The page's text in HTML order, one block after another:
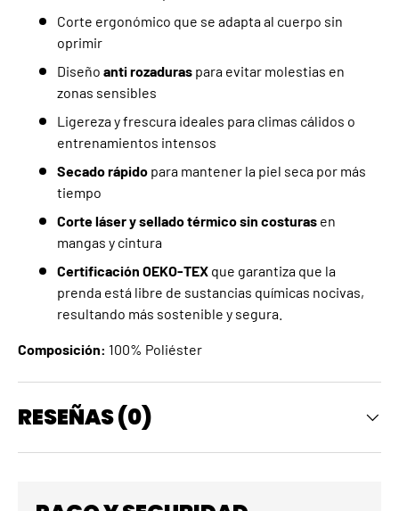
Corte ergonómico que se adapta al cuerpo sin
oprimir
Diseño anti rozaduras para evitar molestias en
zonas sensibles
Ligereza y frescura ideales para climas cálidos o
entrenamientos intensos
Secado rápido para mantener la piel seca por más
tiempo
Corte láser y sellado térmico sin costuras en
mangas y cintura
Certificación OEKO-TEX que garantiza que la
prenda está libre de sustancias químicas nocivas,
resultando más sostenible y segura.
Composición: 100% Poliéster
RESEÑAS (0)